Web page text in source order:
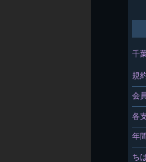
千
規
会
各
年
ち